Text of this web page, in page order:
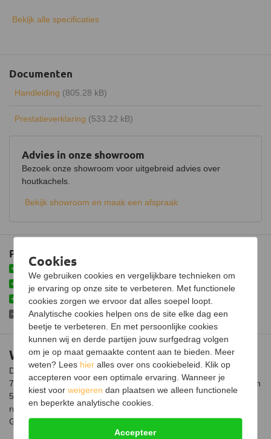
Westfire Uniq 35 sokkel houtkachel
De Westfire Uniq 35 sokkel houtkachel heeft een rendement van
78% en een vermogen van 4,6 kW. De kachel is voorzien van een
50 mm hoge sokkel die bijdraagt aan het elegante design. Via de
ruit aan de voorzijde heb je prachtig zicht op het vlammenspel.
Geniet van warmte en de perfecte sfeer die je met deze kachel
Plus- en minpunten
Hoog rendement
Isolerende binnenbekleding
Weggewerkte aslade
Plaatsing uitsluitend op onbrandbare ondergrond
Advies in onze showroom
Bezoek onze showroom voor uitgebreid advies over
houtkachels.
Bekijk showroom en maak een afspraak
Uitvoering
Luchtregelaar Ja, boven en onder
Gemiddelde CO emissie
Schoneruitsysteem
Luchttoevoeraansluiting
Aansluitbaar op CV
Afmetingen (B x D x H) 39 x 36 x 60 cm
Gewicht 95 kg
Materiaal Plaatstaal
Afwerking Hittebestendige lak
Zwart
Bekijk alle specificaties
Documenten
Handleiding (805.28 kB)
Prestatieverklaring (533.22 kB)
Cookies
We gebruiken cookies en vergelijkbare technieken om
je ervaring op onze site te verbeteren. Met functionele
cookies zorgen we ervoor dat alles soepel loopt.
Analytische cookies helpen ons de site elke dag een
beetje te verbeteren. En met persoonlijke cookies
kunnen wij en derde partijen jouw surfgedrag volgen
om je op maat gemaakte content aan te bieden. Meer
weten? Lees hier alles over ons cookiebeleid. Klik op
accepteren voor een optimale ervaring. Wanneer je
kiest voorweigeren dan plaatsen we alleen functionele
en beperkte analytische cookies.
Accepteer